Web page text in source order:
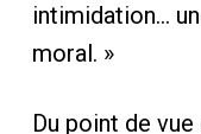
intimidation…
moral. »
Du point de vue